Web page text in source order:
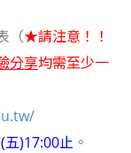
（★請注意！！
分享均需至少一
五)17:00止 。